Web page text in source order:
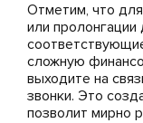
Отметим, что
или пролонгации
сложную
выходите на
звонки. Это
позволит мирно